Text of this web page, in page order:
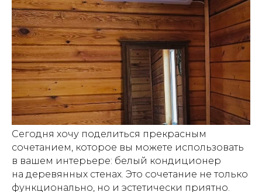
Сегодня хочу поделиться прекрасным
сочетанием, которое вы можете использовать
в вашем интерьере: белый кондиционер
на деревянных стенах. Это сочетание не только
функционально, но и эстетически приятно.